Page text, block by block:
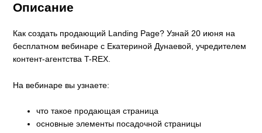
Описание
Как создать продающий Landing Page? Узнай 20 июня на
бесплатном вебинаре с Екатериной Дунаевой, учредителем
контент-агентства T-REX.
На вебинаре вы узнаете:
что такое продающая страница
основные элементы посадочной страницы